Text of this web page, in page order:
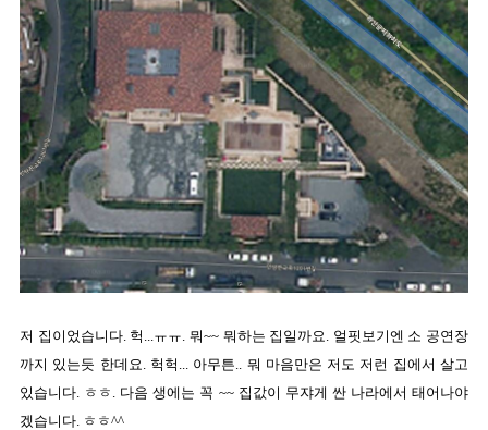
저 집이었습니다. 헉...ㅠㅠ. 뭐~~ 뭐하는 집일까요. 얼핏보기엔 소 공연장
까지 있는듯 한데요. 헉헉... 아무튼.. 뭐 마음만은 저도 저런 집에서 살고
있습니다. ㅎㅎ. 다음 생에는 꼭 ~~ 집값이 무쟈게 싼 나라에서 태어나야
겠습니다. ㅎㅎ^^